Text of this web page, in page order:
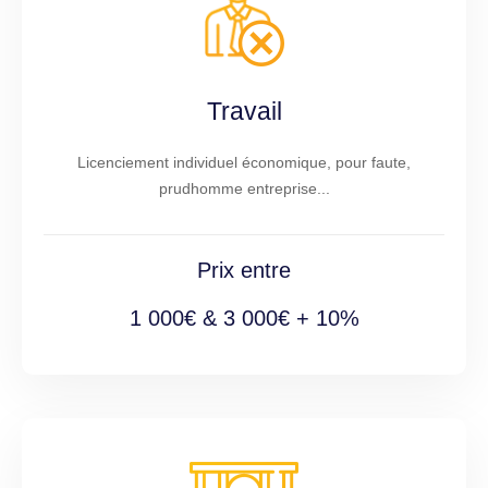
Travail
Licenciement individuel économique, pour faute,
prudhomme entreprise...
Prix entre
1 000€ & 3 000€ + 10%